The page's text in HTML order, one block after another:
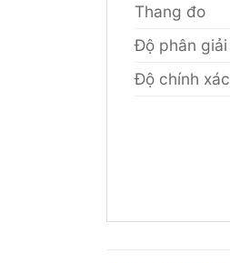
Thang đo
Độ phân giải
Độ chính xác